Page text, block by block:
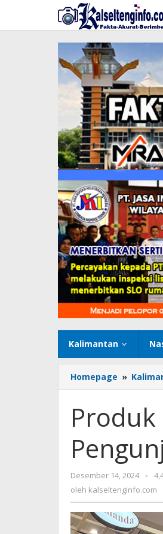
konten
Kalimantan
Homepage »
Produk
Desember 14, 2024
oleh
-
oleh kalseltenginfo.com